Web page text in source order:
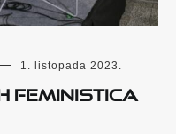
1. listopada 2023.
FEMINISTICA